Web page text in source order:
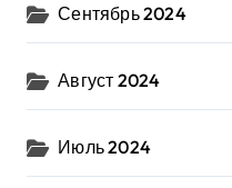
Сентябрь 2024
Август 2024
Июль 2024